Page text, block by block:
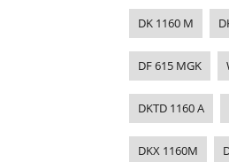
DK 1160 M
DF 615 MGK
DKTD 1160 A
DKX 1160M